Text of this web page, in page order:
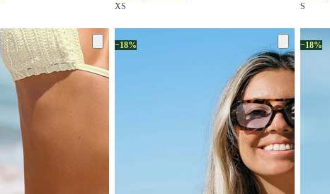
XS S
−18% −18%